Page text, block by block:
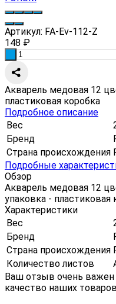
Артикул: FA-Ev-112-Z
148 ₽
Акварель медовая 12
пластиковая коробка
Подробное описание
Вес
Бренд
Страна происхождения
Подробные
Обзор
Акварель медовая 12
упаковка - пластиковая
Характеристики
Вес
Бренд
Страна происхождения
Количество листов
Ваш отзыв очень
качество наших